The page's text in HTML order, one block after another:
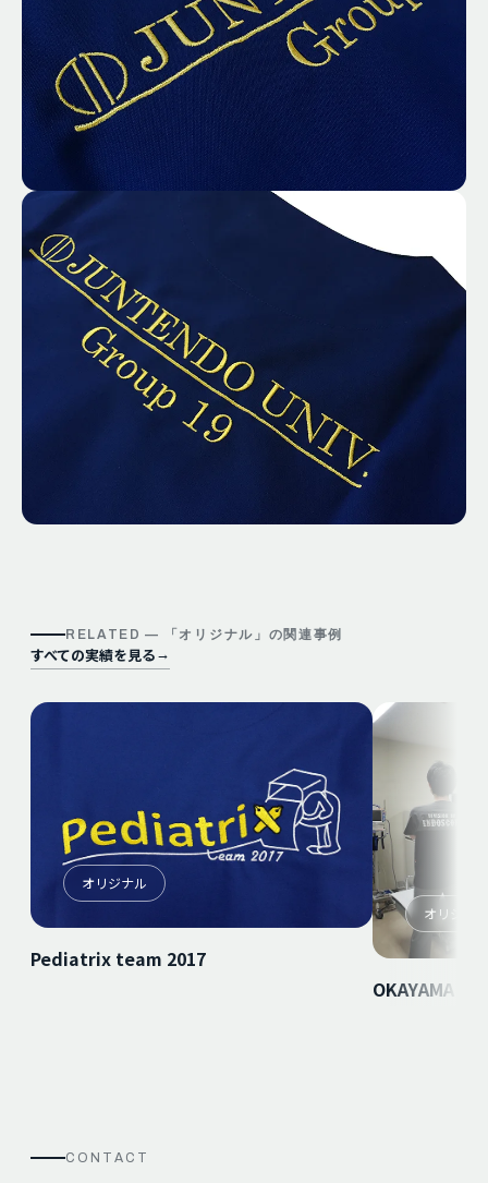
RELATED — 「オリジナル 」の関連事例
すべての実績を見る →
オリジナル
Pediatrix team 2017
オリジナル
OKAYAMA
CONTACT